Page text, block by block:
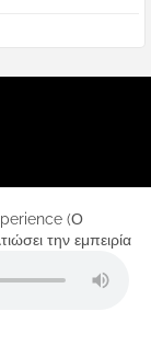
(Ο
την εμπειρία